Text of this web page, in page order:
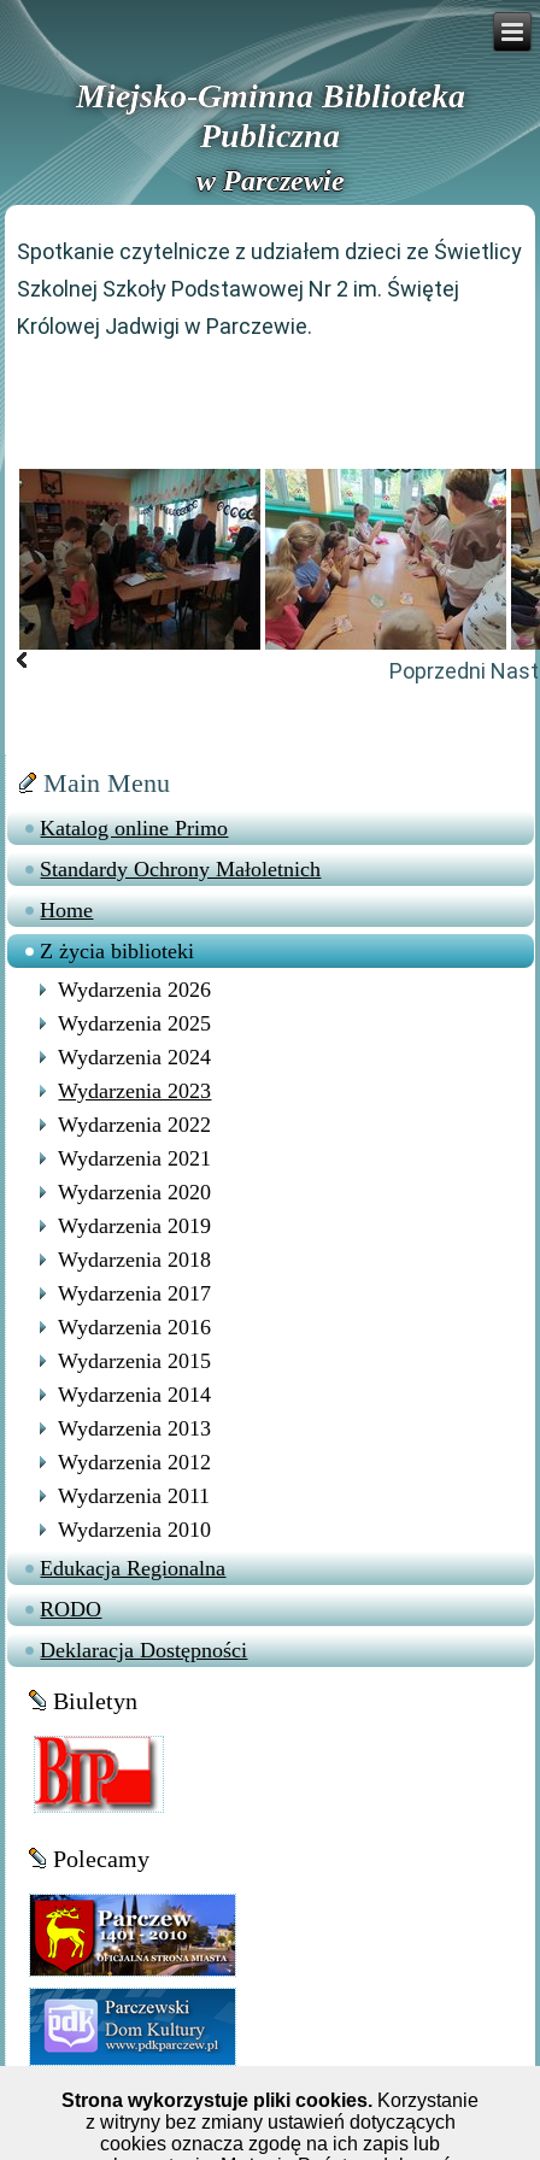
Miejsko-Gminna Biblioteka
Publiczna
w Parczewie
Spotkanie czytelnicze z udziałem dzieci ze Świetlicy
Szkolnej Szkoły Podstawowej Nr 2 im. Świętej
Królowej Jadwigi w Parczewie.
Poprzedni
Main Menu
Katalog online Primo
Standardy Ochrony Małoletnich
Home
Z życia biblioteki
Wydarzenia 2026
Wydarzenia 2025
Wydarzenia 2024
Wydarzenia 2023
Wydarzenia 2022
Wydarzenia 2021
Wydarzenia 2020
Wydarzenia 2019
Wydarzenia 2018
Wydarzenia 2017
Wydarzenia 2016
Wydarzenia 2015
Wydarzenia 2014
Wydarzenia 2013
Wydarzenia 2012
Wydarzenia 2011
Wydarzenia 2010
Edukacja Regionalna
RODO
Deklaracja Dostępności
Biuletyn
Polecamy
Miejsko-Gminna Biblioteka Publiczna w Parczewie,ul. 11
Strona wykorzystuje pliki cookies. Korzystanie
z witryny bez zmiany ustawień dotyczących
cookies oznacza zgodę na ich zapis lub